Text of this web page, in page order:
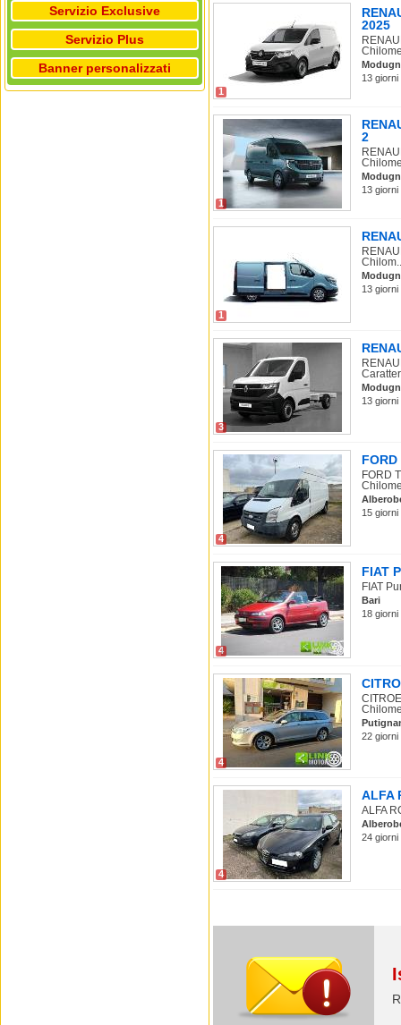
Servizio Exclusive
Servizio Plus
Banner personalizzati
1
2025
13
1
2
13
1
13
3
13
4
FORD
15
4
FIAT
FIAT
Bari
18
4
22 giorni
4
ALFA
ALFA
24 giorni